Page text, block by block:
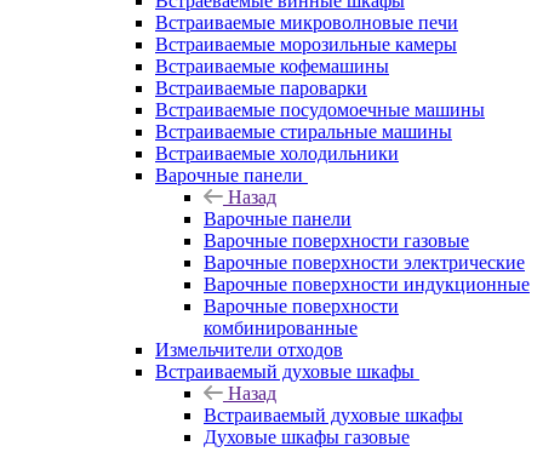
Встраиваемые микроволновые печи
Встраиваемые морозильные камеры
Встраиваемые кофемашины
Встраиваемые пароварки
Встраиваемые посудомоечные машины
Встраиваемые стиральные машины
Встраиваемые холодильники
Варочные панели
Назад
Варочные панели
Варочные поверхности газовые
Варочные поверхности электрические
Варочные поверхности индукционные
Варочные поверхности
комбинированные
Измельчители отходов
Встраиваемый духовые шкафы
Назад
Встраиваемый духовые шкафы
Духовые шкафы газовые